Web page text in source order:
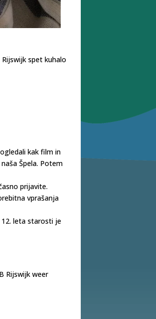
spet kuhalo
kak film in
Špela. Potem
prijavite.
vprašanja
12. leta starosti je
Rijswijk weer